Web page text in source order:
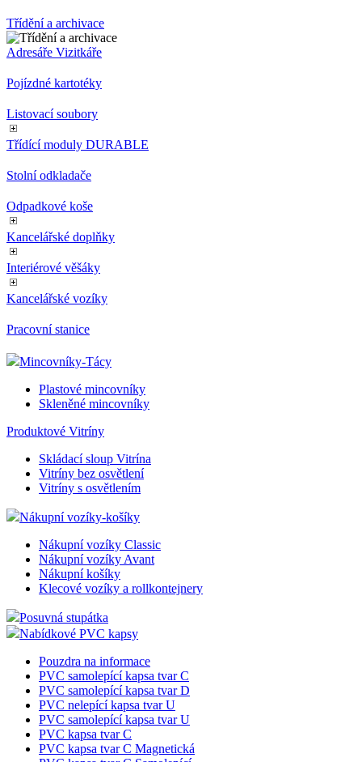
Pracovní stanice
Vybavení kanceláří
Třídění a archivace
Listovací soubory
Třídící moduly DURABLE
Stolní odkladače
Kancelářské vozíky
Pracovní stanice
Mincovníky-Tácy
Plastové mincovníky
Skleněné mincovníky
Produktové Vitríny
Skládací sloup Vitrína
Vitríny bez osvětlení
Vitríny s osvětlením
Nákupní vozíky-košíky
Nákupní vozíky Avant
Nákupní košíky
Klecové vozíky a rollkontejnery
Posuvná stupátka
Nabídkové PVC kapsy